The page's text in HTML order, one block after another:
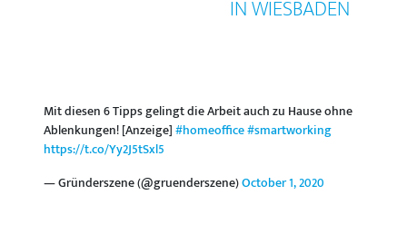
IN WIESBADEN
Mit diesen 6 Tipps gelingt die Arbeit auch zu Hause ohne
Ablenkungen! [Anzeige]#homeoffice#smartworking
https://t.co/Yy2J5tSxl5
— Gründerszene (@gruenderszene)October 1, 2020